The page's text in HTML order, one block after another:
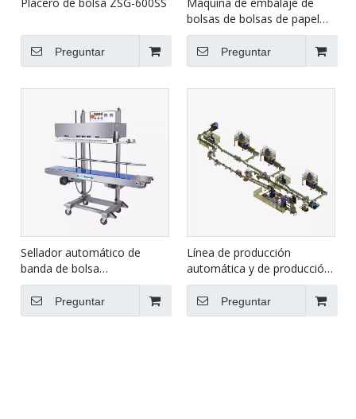
Preguntar
bolsas de bolsas de papel
interno automáticas de
papel interno de Hualian con
subprocesos FBK-332C
Preguntar
Sellador automático de
banda de bolsa
multifuncional FRM-1370LD
Preguntar
Línea de producción
automática y de producción
automática de bolsas
pesadas XFB
Preguntar